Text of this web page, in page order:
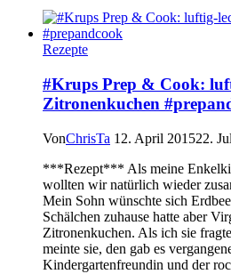
Rezepte
#Krups Prep & Cook:
Zitronenkuchen
VonChrisTa 12. April 201522.
***Rezept*** Als meine
wollten wir natürlich wieder
Mein Sohn wünschte sich
Schälchen zuhause hatte aber
Zitronenkuchen. Als ich sie
meinte sie, den gab es
Kindergartenfreundin und der